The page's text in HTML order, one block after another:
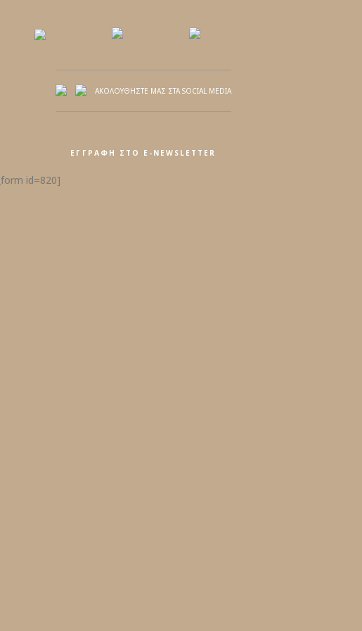
ΑΚΟΛΟΥΘΗΣΤΕ ΜΑΣ ΣΤΑ SOCIAL MEDIA
ΕΓΓΡΑΦΉ ΣΤΟ E-NEWSLETTER
id=820]